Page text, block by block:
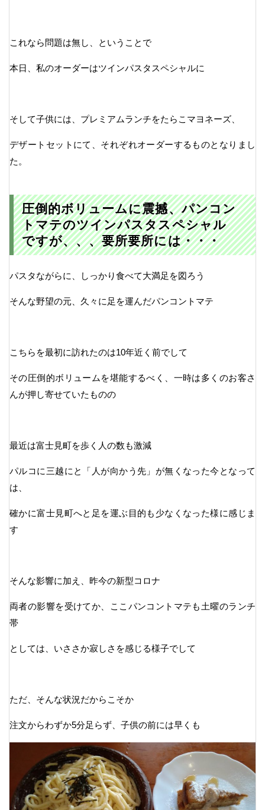
これなら問題は無し、ということで
本日、私のオーダーはツインパスタスペシャルに
そして子供には、プレミアムランチをたらこマヨネーズ、
デザートセットにて、それぞれオーダーするものとなりまし
た。
圧倒的ボリュームに震撼、パンコン
トマテのツインパスタスペシャル
ですが、、、要所要所には・・・
パスタながらに、しっかり食べて大満足を図ろう
そんな野望の元、久々に足を運んだパンコントマテ
こちらを最初に訪れたのは10年近く前でして
その圧倒的ボリュームを堪能するべく、一時は多くのお客さ
んが押し寄せていたものの
最近は富士見町を歩く人の数も激減
パルコに三越にと「人が向かう先」が無くなった今となって
は、
確かに富士見町へと足を運ぶ目的も少なくなった様に感じま
す
そんな影響に加え、昨今の新型コロナ
両者の影響を受けてか、ここパンコントマテも土曜のランチ
帯
としては、いささか寂しさを感じる様子でして
ただ、そんな状況だからこそか
注文からわずか5分足らず、子供の前には早くも